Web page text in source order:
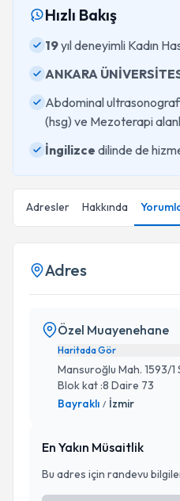
Hızlı Bakış
19yıl deneyimli Kadın
ANKARA
Abdominal
(hsg) ve Mezoterapi
İngilizce dilinde de
Adresler Hakkında
Adres
Özel Muayenehane
Haritada Gör
Mansuroğlu Mah. 1593/
Blok kat :8 Daire 73
Bayraklı / İzmir
En Yakın Müsaitlik
Bu adres için randevu